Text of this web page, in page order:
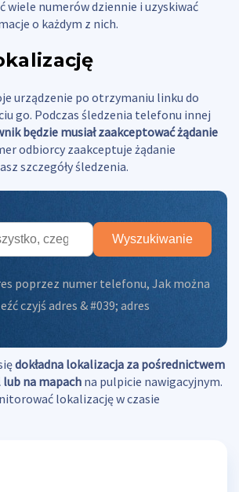
wiele numerów dziennie i uzyskiwać
o każdym z nich.
urządzenie po otrzymaniu linku do
go. Podczas śledzenia telefonu innej
będzie musiał zaakceptować żądanie
odbiorcy zaakceptuje żądanie
szczegóły śledzenia.
Wyszukiwanie
poprzez numer telefonu, Jak można
czyjś adres & #039; adres
dokładna lokalizacja za pośrednictwem
na mapach na pulpicie nawigacyjnym.
lokalizację w czasie